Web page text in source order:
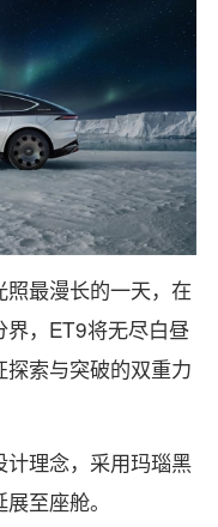
最漫长的一天，在
，ET9将无尽白昼
索与突破的双重力
理念，采用玛瑙黑
至座舱。